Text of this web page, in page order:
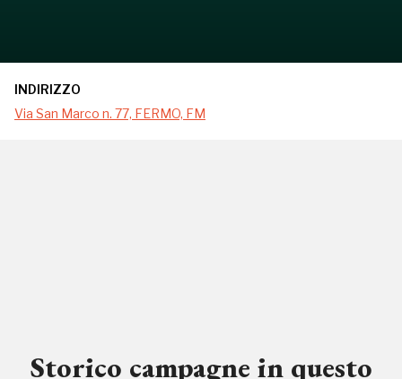
INDIRIZZO
Via San Marco n. 77, FERMO, FM
Storico campagne in questo